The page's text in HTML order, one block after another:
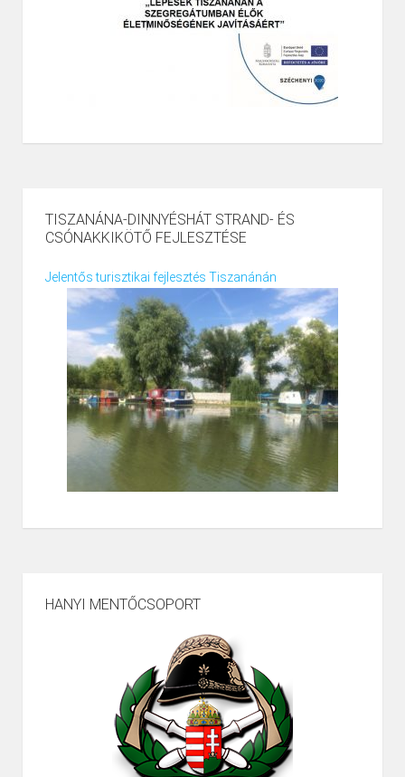
TISZANÁNA-DINNYÉSHÁT STRAND- ÉS
CSÓNAKKIKÖTŐ FEJLESZTÉSE
Jelentős turisztikai fejlesztés Tiszanánán
HANYI MENTŐCSOPORT